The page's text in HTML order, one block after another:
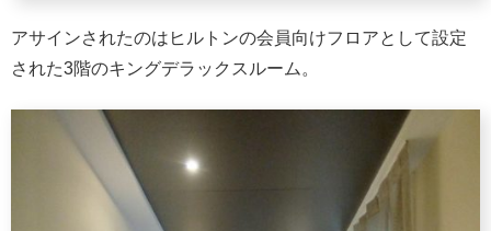
アサインされたのはヒルトンの会員向けフロアとして設定
された3階のキングデラックスルーム。